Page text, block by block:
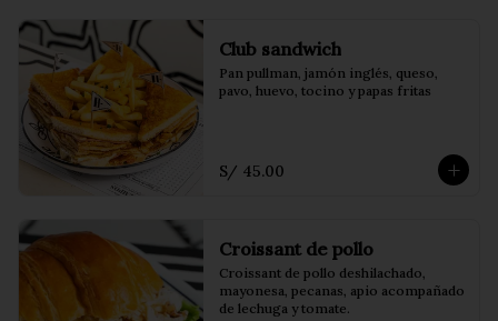
Club sandwich
Pan pullman, jamón inglés, queso,
pavo, huevo, tocino y papas fritas
S/ 45.00
Croissant de pollo
Croissant de pollo deshilachado,
mayonesa, pecanas, apio acompañado
de lechuga y tomate.